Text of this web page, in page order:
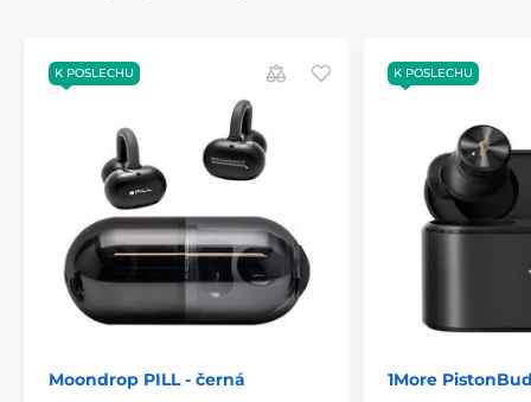
K POSLECHU
Moondrop PILL - černá
K POSLECHU
1More